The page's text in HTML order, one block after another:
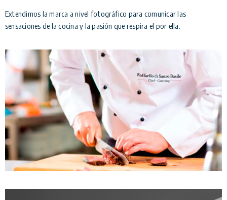
Extendimos la marca a nivel fotográfico para comunicar las
sensaciones de la cocina y la pasión que respira el por ella.